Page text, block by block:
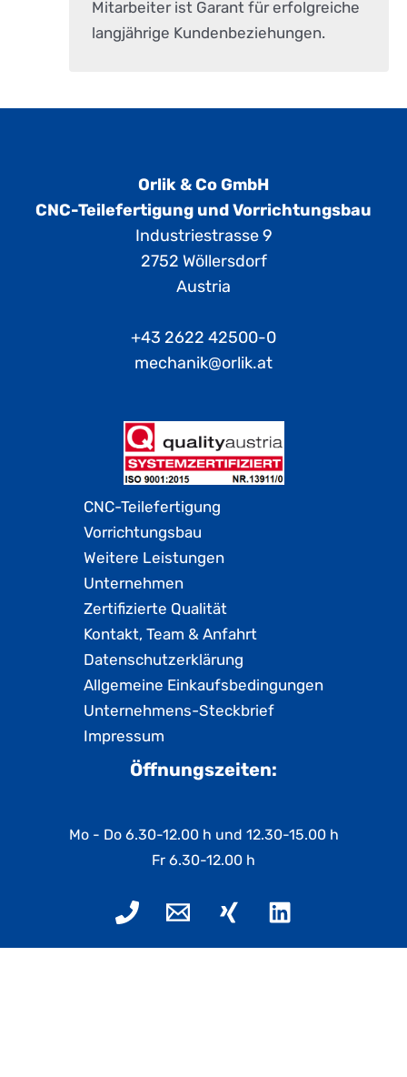
Mitarbeiter ist Garant für erfolgreiche
langjährige Kundenbeziehungen.
Orlik & Co GmbH
CNC-Teilefertigung und Vorrichtungsbau
Industriestrasse 9
2752 Wöllersdorf
Austria
+43 2622 42500-0
mechanik@orlik.at
CNC-Teilefertigung
Vorrichtungsbau
Weitere Leistungen
Unternehmen
Zertifizierte Qualität
Kontakt, Team & Anfahrt
Datenschutzerklärung
Allgemeine Einkaufsbedingungen
Unternehmens-Steckbrief
Impressum
Öffnungszeiten:
Mo - Do 6.30-12.00 h und 12.30-15.00 h
Fr 6.30-12.00 h